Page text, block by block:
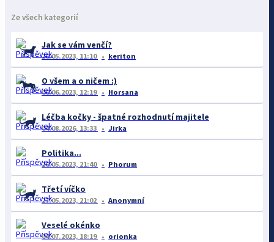
Ze všech kategorií
Jak se vám venčí?
26.05.2023, 11:10 keriton
O všem a o ničem :)
06.06.2023, 12:19 Horsana
Léčba kočky - špatné rozhodnutí majitele
04.08.2026, 13:33 Jirka
Politika...
26.05.2023, 21:40 Phorum
Třetí víčko
27.05.2023, 21:02 Anonymní
Veselé okénko
04.07.2023, 18:19 orionka